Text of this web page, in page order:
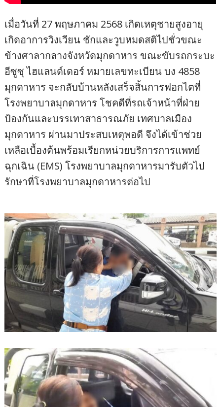
เมื่อวันที่ 27 พฤษภาคม 2568 เกิดเหตุชายสูงอายุ
เกิดอาการวิงเวียน ชักและวูบหมดสติไปชั่วขณะ
ข้างศาลากลางจังหวัดมุกดาหาร ขณะขับรถกระบะ
อีซูซุ ไฮแลนด์เดอร์ หมายเลขทะเบียน บง 4858
มุกดาหาร จะกลับบ้านหลังเสร็จสิ้นการฟอกไตที่
โรงพยาบาลมุกดาหาร โชคดีที่รถเจ้าหน้าที่ฝ่าย
ป้องกันและบรรเทาสาธารณภัย เทศบาลเมือง
มุกดาหาร ผ่านมาประสบเหตุพอดี จึงได้เข้าช่วย
เหลือเบื้องต้นพร้อมเรียกหน่วยบริการการแพทย์
ฉุกเฉิน (EMS) โรงพยาบาลมุกดาหารมารับตัวไป
รักษาที่โรงพยาบาลมุกดาหารต่อไป